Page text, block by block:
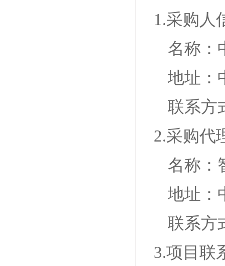
1.采购人
名称：
地址：
联系方
2.采购代
名称：
地址：
联系方
3.项目联